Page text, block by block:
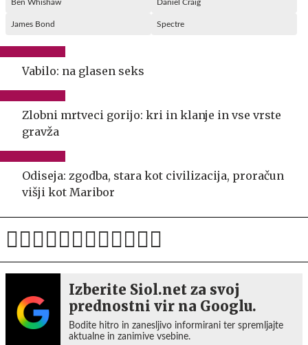
Ben Whishaw Daniel Craig
James Bond Spectre
Vabilo: na glasen seks
Zlobni mrtveci gorijo: kri in klanje in vse vrste
gravža
Odiseja: zgodba, stara kot civilizacija, proračun
višji kot Maribor
Izberite Siol.net za svoj
prednostni vir na Googlu.
Bodite hitro in zanesljivo informirani ter spremljajte
aktualne in zanimive vsebine.